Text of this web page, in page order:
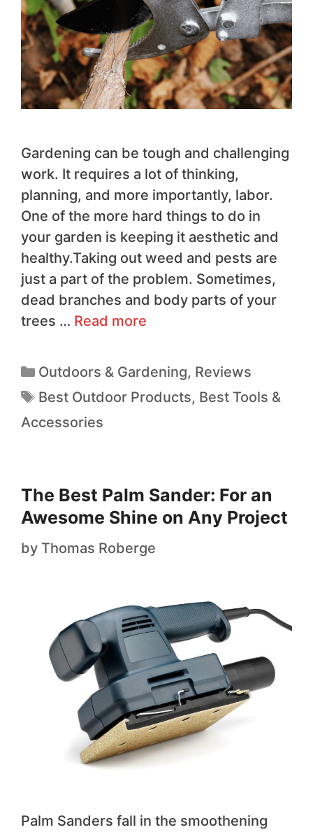
Gardening can be tough and challenging
work. It requires a lot of thinking,
planning, and more importantly, labor.
One of the more hard things to do in
your garden is keeping it aesthetic and
healthy.Taking out weed and pests are
just a part of the problem. Sometimes,
dead branches and body parts of your
trees … Read more
Outdoors & Gardening, Reviews
Best Outdoor Products, Best Tools &
Accessories
The Best Palm Sander: For an
Awesome Shine on Any Project
by Thomas Roberge
Palm Sanders fall in the smoothening